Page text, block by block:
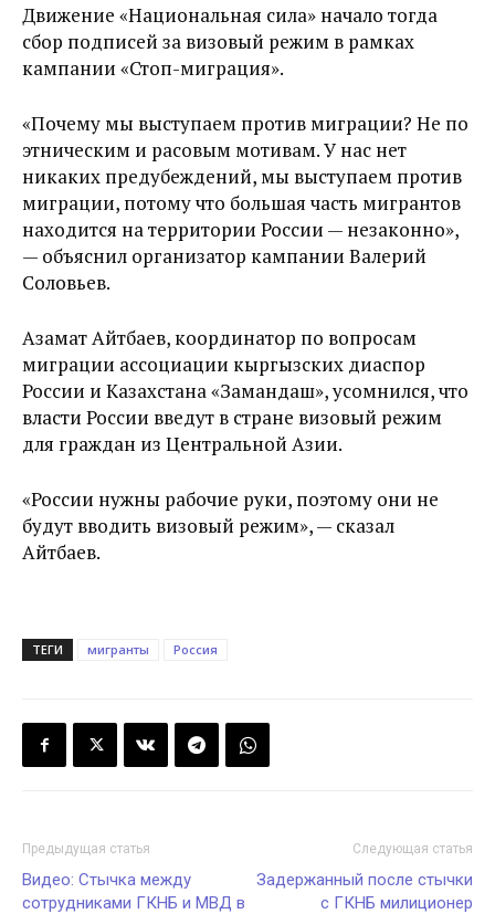
Движение «Национальная сила» начало тогда
сбор подписей за визовый режим в рамках
кампании «Стоп-миграция».
«Почему мы выступаем против миграции? Не по
этническим и расовым мотивам. У нас нет
никаких предубеждений, мы выступаем против
миграции, потому что большая часть мигрантов
находится на территории России — незаконно»,
— объяснил организатор кампании Валерий
Соловьев.
Азамат Айтбаев, координатор по вопросам
миграции ассоциации кыргызских диаспор
России и Казахстана «Замандаш», усомнился, что
власти России введут в стране визовый режим
для граждан из Центральной Азии.
«России нужны рабочие руки, поэтому они не
будут вводить визовый режим», — сказал
Айтбаев.
ТЕГИ мигранты Россия
Предыдущая статья
Видео: Стычка между
сотрудниками ГКНБ и МВД в
Следующая статья
Задержанный после стычки
с ГКНБ милиционер